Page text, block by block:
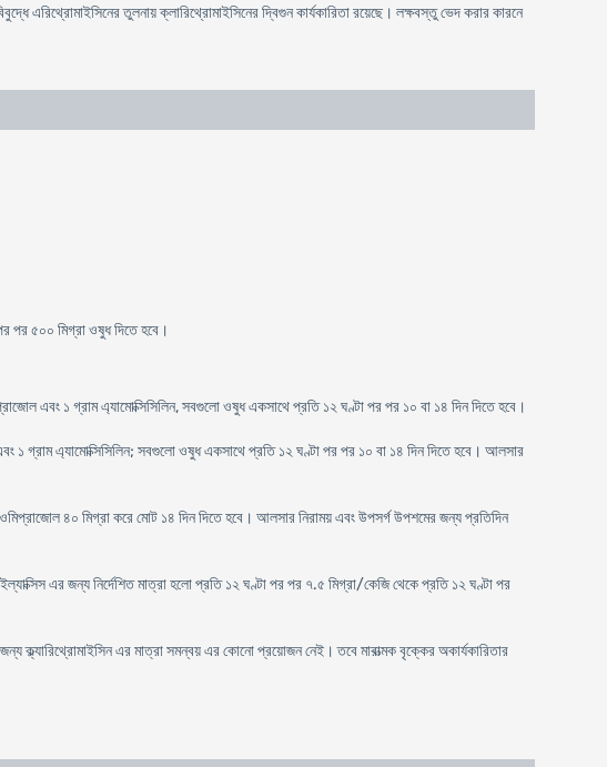
এরিথ্রোমাইসিনের তুলনায়ক্লারিথ্রোমাইসিনের দ্বিগুন কার্যকারিতা রয়েছে। লক্ষবস্তু ভেদ করার কারনে
পর ৫০০ মিগ্রা ওষুধ দিতে হবে।
এবং ১ গ্রাম এ্যামোক্সিসিলিন, সবগুলো ওষুধ একসাথে প্রতি ১২ ঘণ্টা পর পর ১০ বা ১৪ দিন দিতে হবে।
১ গ্রাম এ্যামোক্সিসিলিন; সবগুলো ওষুধ একসাথে প্রতি ১২ ঘণ্টা পর পর ১০ বা ১৪ দিন দিতে হবে। আলসার
৪০ মিগ্রা করে মোট ১৪ দিন দিতে হবে। আলসার নিরাময় এবং উপসর্গ উপশমের জন্য প্রতিদিন
এর জন্য নির্দেশিত মাত্রা হলো প্রতি ১২ ঘণ্টা পর পর ৭.৫ মিগ্রা/কেজি থেকে প্রতি ১২ ঘণ্টা পর
ক্ল্যারিথ্রোমাইসিন এর মাত্রা সমন্বয় এর কোনো প্রয়োজন নেই। তবে মারাত্মক বৃক্কের অকার্যকারিতার